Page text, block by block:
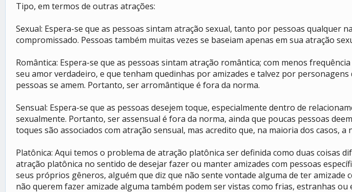
Tipo, em termos de outras atrações:
Sexual: Espera-se que as pessoas sintam atração sexual, tanto por pessoas
compromissado. Pessoas também muitas vezes se baseiam apenas em sua atração
Romântica: Espera-se que as pessoas sintam atração romântica; com menos
seu amor verdadeiro, e que tenham quedinhas por amizades e talvez por
pessoas se amem. Portanto, ser arromântique é fora da norma.
Sensual: Espera-se que as pessoas desejem toque, especialmente dentro de
sexualmente. Portanto, ser assensual é fora da norma, ainda que poucas pessoas
toques são associados com atração sensual, mas acredito que, na maioria dos casos,
Platônica: Aqui temos o problema de atração platônica ser definida como duas coisas
atração platônica no sentido de desejar fazer ou manter amizades com pessoas
seus próprios gêneros, alguém que diz que não sente vontade alguma de ter
não querem fazer amizade alguma também podem ser vistas como frias, estranhas